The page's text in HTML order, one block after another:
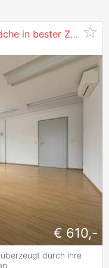
Klimatisierte Büro- oder Praxisfläche in bester Zentrumslage
€ 610,-
durch ihre